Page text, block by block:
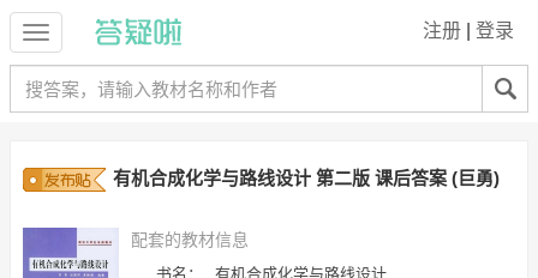
注册 登录
有机合成化学与路线设计 第二版 课后答案 (巨勇)
配套的教材信息
书名： 有机合成化学与路线设计